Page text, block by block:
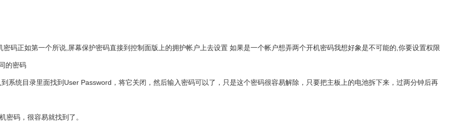
码正如第一个所说,屏幕保护密码直接到控制面版上的拥护帐户上去设置 如果是一个帐户想弄两个开机密码我想好象是不可能的,你要设置权限
的密码
系统目录里面找到User Password，将它关闭，然后输入密码可以了，只是这个密码很容易解除，只要把主板上的电池拆下来，过两分钟后再
密码，很容易就找到了。